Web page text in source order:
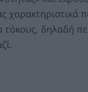
χαρακτηριστικά
τόκους, δηλαδή